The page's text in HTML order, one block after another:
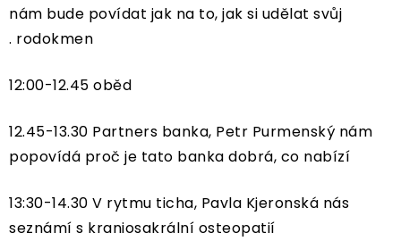
nám bude povídat jak na to, jak si udělat svůj
. rodokmen
12:00-12.45 oběd
12.45-13.30 Partners banka, Petr Purmenský nám
popovídá proč je tato banka dobrá, co nabízí
13:30-14.30 V rytmu ticha, Pavla Kjeronská nás
seznámí s kraniosakrální osteopatií